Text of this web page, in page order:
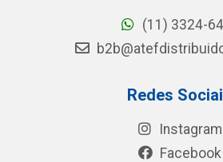
(11) 3324-
Redes
Instagram
Facebook